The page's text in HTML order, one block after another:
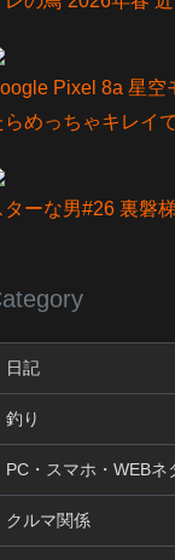
Pixel 8a 星空
らめっちゃキレイ
ターな男#26 裏磐
日記
釣り
PC・スマホ・WEBネ
クルマ関係